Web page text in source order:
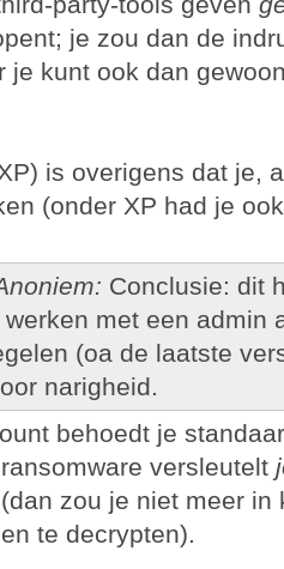
je zou dan de
je kunt ook dan
is overigens dat je,
(onder XP had je
Conclusie: dit
met een admin
(oa de laatste
narigheid.
behoedt je
versleutelt
zou je niet meer in
te decrypten).